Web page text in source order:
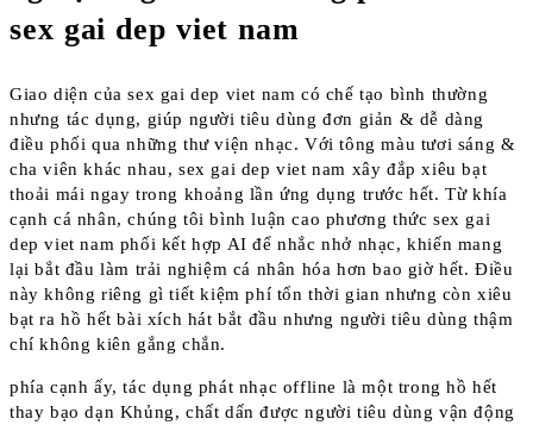
sex gai dep viet nam
Giao diện của sex gai dep viet nam có chế tạo bình thường
nhưng tác dụng, giúp người tiêu dùng đơn giản & dễ dàng
điều phối qua những thư viện nhạc. Với tông màu tươi sáng &
cha viên khác nhau, sex gai dep viet nam xây đắp xiêu bạt
thoải mái ngay trong khoảng lần ứng dụng trước hết. Từ khía
cạnh cá nhân, chúng tôi bình luận cao phương thức sex gai
dep viet nam phối kết hợp AI để nhắc nhở nhạc, khiến mang
lại bắt đầu làm trải nghiệm cá nhân hóa hơn bao giờ hết. Điều
này không riêng gì tiết kiệm phí tổn thời gian nhưng còn xiêu
bạt ra hồ hết bài xích hát bắt đầu nhưng người tiêu dùng thậm
chí không kiên gắng chắn.
phía cạnh ấy, tác dụng phát nhạc offline là một trong hồ hết
thay bạo dạn Khủng, chất dấn được người tiêu dùng vận động